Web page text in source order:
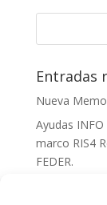
Entradas
Nueva
Ayudas
marco RIS4
FEDER.